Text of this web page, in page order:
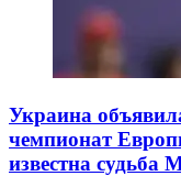
Украина
чемпионат
известна